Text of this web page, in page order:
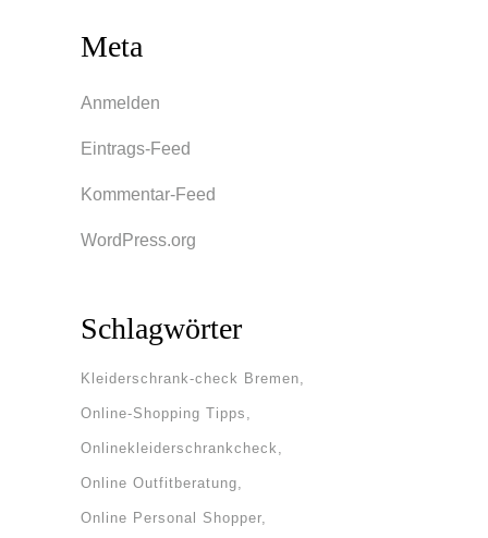
Meta
Anmelden
Eintrags-Feed
Kommentar-Feed
WordPress.org
Schlagwörter
Kleiderschrank-check Bremen
Online-Shopping Tipps
Onlinekleiderschrankcheck
Online Outfitberatung
Online Personal Shopper